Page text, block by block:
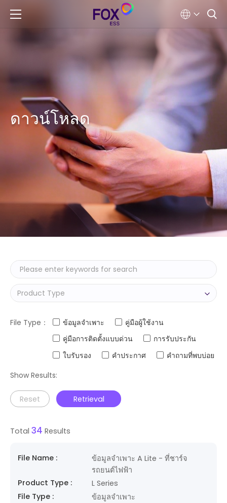
ดาวน์โหลด
Q SERIES (2.4kW)
File Type： ข้อมูลจำเพาะ
คู่มือผู้ใช้งาน
คู่มือการติดตั้งแบบด่วน
การรับประกัน
ใบรับรอง
คำประกาศ
คำถามที่พบบ่อย
Show Results:
Reset Retrieval
Total 34 Results
File Name :
ข้อมูลจำเพาะ A Lite - ที่ชาร์จ
รถยนต์ไฟฟ้า
Product Type :
L Series
File Type :
ข้อมูลจำเพาะ